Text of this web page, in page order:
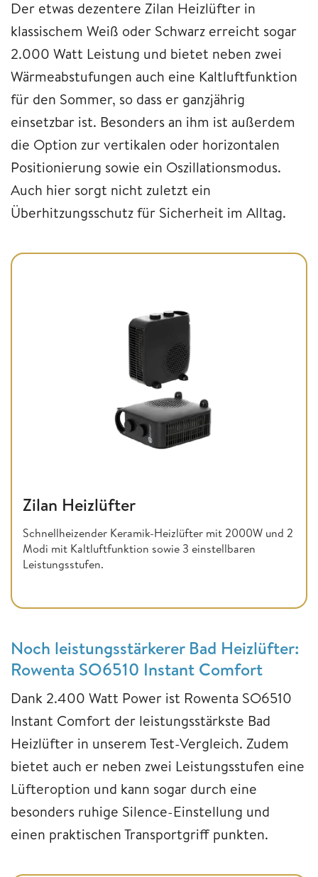
Der etwas dezentere Zilan Heizlüfter in
klassischem Weiß oder Schwarz erreicht sogar
2.000 Watt Leistung und bietet neben zwei
Wärmeabstufungen auch eine Kaltluftfunktion
für den Sommer, so dass er ganzjährig
einsetzbar ist. Besonders an ihm ist außerdem
die Option zur vertikalen oder horizontalen
Positionierung sowie ein Oszillationsmodus.
Auch hier sorgt nicht zuletzt ein
Überhitzungsschutz für Sicherheit im Alltag.
Zilan Heizlüfter
Schnellheizender Keramik-Heizlüfter mit 2000W und 2
Modi mit Kaltluftfunktion sowie 3 einstellbaren
Leistungsstufen.
Noch leistungsstärkerer Bad Heizlüfter:
Rowenta SO6510 Instant Comfort
Dank 2.400 Watt Power ist Rowenta SO6510
Instant Comfort der leistungsstärkste Bad
Heizlüfter in unserem Test-Vergleich. Zudem
bietet auch er neben zwei Leistungsstufen eine
Lüfteroption und kann sogar durch eine
besonders ruhige Silence-Einstellung und
einen praktischen Transportgriff punkten.